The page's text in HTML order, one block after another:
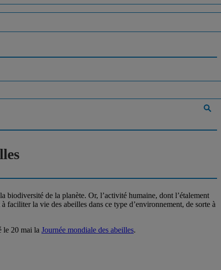
biodiversité de la planète. Or, l’activité humaine, dont l’étalement
la vie des abeilles dans ce type d’environnement, de sorte à
le 20 mai la Journée mondiale des abeilles.